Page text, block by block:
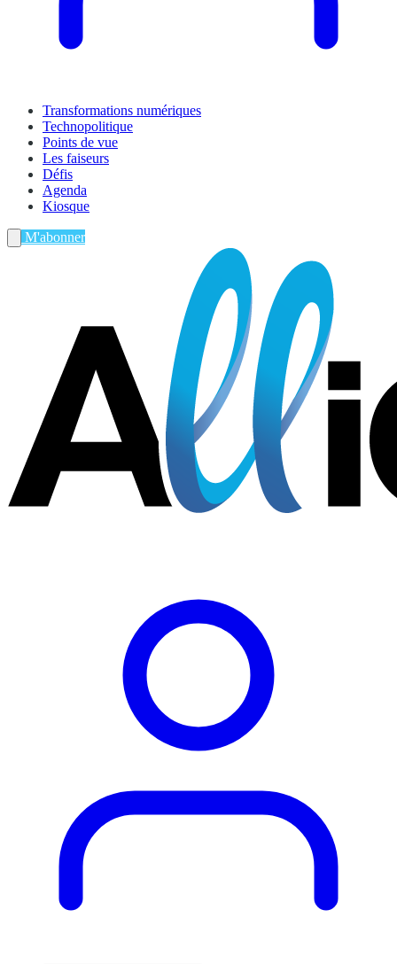
Transformations numériques
Technopolitique
Points de vue
Les faiseurs
Défis
Agenda
Kiosque
M'abonner